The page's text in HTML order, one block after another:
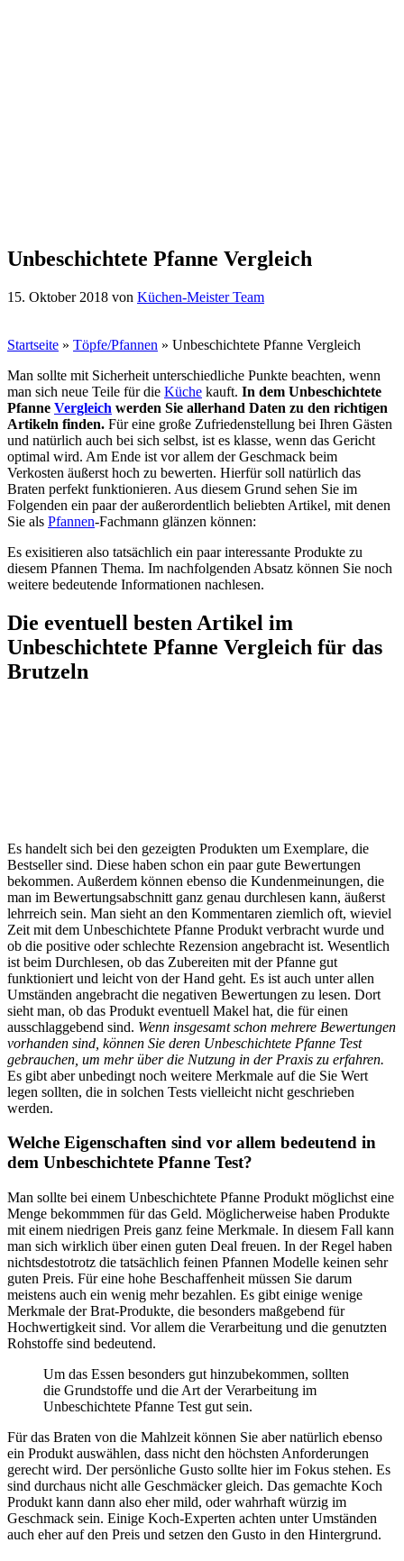
Unbeschichtete Pfanne Vergleich
15. Oktober 2018 von Küchen-Meister Team
Startseite » Töpfe/Pfannen » Unbeschichtete Pfanne Vergleich
Man sollte mit Sicherheit unterschiedliche Punkte beachten, wenn
man sich neue Teile für die Küche kauft. In dem Unbeschichtete
Pfanne Vergleich werden Sie allerhand Daten zu den richtigen
Artikeln finden. Für eine große Zufriedenstellung bei Ihren Gästen
und natürlich auch bei sich selbst, ist es klasse, wenn das Gericht
optimal wird. Am Ende ist vor allem der Geschmack beim
Verkosten äußerst hoch zu bewerten. Hierfür soll natürlich das
Braten perfekt funktionieren. Aus diesem Grund sehen Sie im
Folgenden ein paar der außerordentlich beliebten Artikel, mit denen
Sie als Pfannen-Fachmann glänzen können:
Es exisitieren also tatsächlich ein paar interessante Produkte zu
diesem Pfannen Thema. Im nachfolgenden Absatz können Sie noch
weitere bedeutende Informationen nachlesen.
Die eventuell besten Artikel im
Unbeschichtete Pfanne Vergleich für das
Brutzeln
Es handelt sich bei den gezeigten Produkten um Exemplare, die
Bestseller sind. Diese haben schon ein paar gute Bewertungen
bekommen. Außerdem können ebenso die Kundenmeinungen, die
man im Bewertungsabschnitt ganz genau durchlesen kann, äußerst
lehrreich sein. Man sieht an den Kommentaren ziemlich oft, wieviel
Zeit mit dem Unbeschichtete Pfanne Produkt verbracht wurde und
ob die positive oder schlechte Rezension angebracht ist. Wesentlich
ist beim Durchlesen, ob das Zubereiten mit der Pfanne gut
funktioniert und leicht von der Hand geht. Es ist auch unter allen
Umständen angebracht die negativen Bewertungen zu lesen. Dort
sieht man, ob das Produkt eventuell Makel hat, die für einen
ausschlaggebend sind. Wenn insgesamt schon mehrere Bewertungen
vorhanden sind, können Sie deren Unbeschichtete Pfanne Test
gebrauchen, um mehr über die Nutzung in der Praxis zu erfahren.
Es gibt aber unbedingt noch weitere Merkmale auf die Sie Wert
legen sollten, die in solchen Tests vielleicht nicht geschrieben
werden.
Welche Eigenschaften sind vor allem bedeutend in
dem Unbeschichtete Pfanne Test?
Man sollte bei einem Unbeschichtete Pfanne Produkt möglichst eine
Menge bekommmen für das Geld. Möglicherweise haben Produkte
mit einem niedrigen Preis ganz feine Merkmale. In diesem Fall kann
man sich wirklich über einen guten Deal freuen. In der Regel haben
nichtsdestotrotz die tatsächlich feinen Pfannen Modelle keinen sehr
guten Preis. Für eine hohe Beschaffenheit müssen Sie darum
meistens auch ein wenig mehr bezahlen. Es gibt einige wenige
Merkmale der Brat-Produkte, die besonders maßgebend für
Hochwertigkeit sind. Vor allem die Verarbeitung und die genutzten
Rohstoffe sind bedeutend.
Um das Essen besonders gut hinzubekommen, sollten
die Grundstoffe und die Art der Verarbeitung im
Unbeschichtete Pfanne Test gut sein.
Für das Braten von die Mahlzeit können Sie aber natürlich ebenso
ein Produkt auswählen, dass nicht den höchsten Anforderungen
gerecht wird. Der persönliche Gusto sollte hier im Fokus stehen. Es
sind durchaus nicht alle Geschmäcker gleich. Das gemachte Koch
Produkt kann dann also eher mild, oder wahrhaft würzig im
Geschmack sein. Einige Koch-Experten achten unter Umständen
auch eher auf den Preis und setzen den Gusto in den Hintergrund.